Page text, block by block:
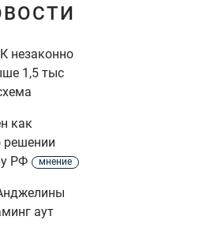
незаконно
1,5 тыс
как
решении
РФ
мнение
аут